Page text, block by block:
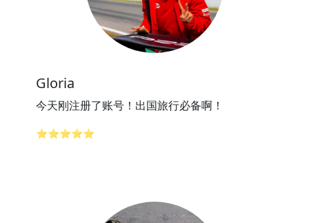
Gloria
今天刚注册了账号！出国旅行必备啊！
⭐⭐⭐⭐⭐